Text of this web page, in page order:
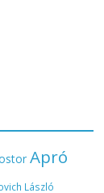
Apró
László